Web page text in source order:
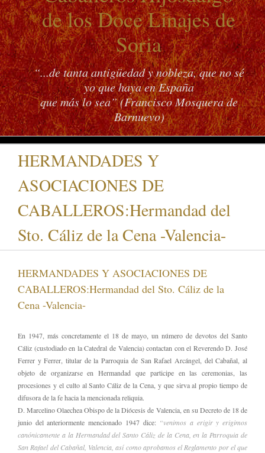
de los Doce Linajes de
Soria
“...de tanta antigüedad y nobleza, que no sé
yo que haya en España
que más lo sea” (Francisco Mosquera de
Barnuevo)
HERMANDADES Y
ASOCIACIONES DE
CABALLEROS:Hermandad del
Sto. Cáliz de la Cena -Valencia-
HERMANDADES Y ASOCIACIONES DE
CABALLEROS:Hermandad del Sto. Cáliz de la
Cena -Valencia-
En 1947, más concretamente el 18 de mayo, un número de devotos del Santo
Cáliz (custodiado en la Catedral de Valencia) contactan con el Reverendo D. José
Ferrer y Ferrer, titular de la Parroquia de San Rafael Arcángel, del Cabañal, al
objeto de organizarse en Hermandad que participe en las ceremonias, las
procesiones y el culto al Santo Cáliz de la Cena, y que sirva al propio tiempo de
difusora de la fe hacia la mencionada reliquia.
D. Marcelino Olaechea Obispo de la Diócesis de Valencia, en su Decreto de 18 de
junio del anteriormente mencionado 1947 dice: “venimos a erigir y erigimos
canónicamente a la Hermandad del Santo Cáliz de la Cena, en la Parroquia de
San Rafael del Cabañal, Valencia, así como aprobamos el Reglamento por el que